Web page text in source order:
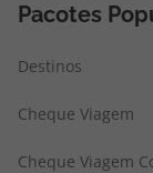
Pacotes
Destinos
Cheque Viagem
Cheque Viagem